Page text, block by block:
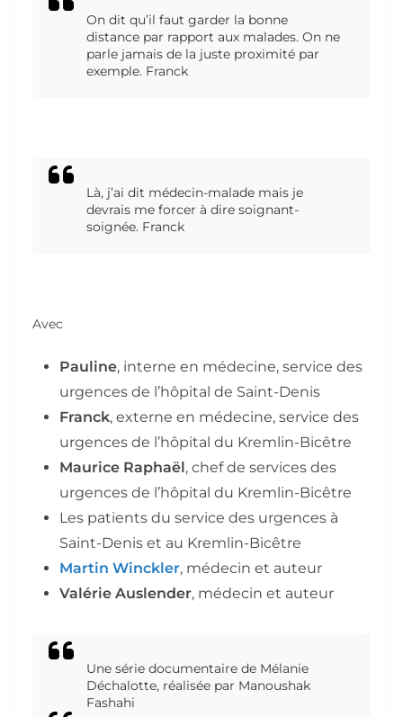
On dit qu’il faut garder la bonne
distance par rapport aux malades. On ne
parle jamais de la juste proximité par
exemple. Franck
Là, j’ai dit médecin-malade mais je
devrais me forcer à dire soignant-
soignée. Franck
Avec
Pauline, interne en médecine, service des
urgences de l’hôpital de Saint-Denis
Franck, externe en médecine, service des
urgences de l’hôpital du Kremlin-Bicêtre
Maurice Raphaël, chef de services des
urgences de l’hôpital du Kremlin-Bicêtre
Les patients du service des urgences à
Saint-Denis et au Kremlin-Bicêtre
Martin Winckler, médecin et auteur
Valérie Auslender, médecin et auteur
Une série documentaire de Mélanie
Déchalotte, réalisée par Manoushak
Fashahi